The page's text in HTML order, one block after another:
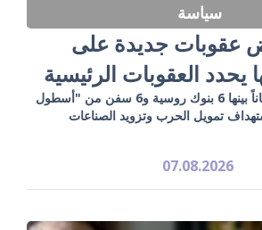
سياسة
عقوبات جديدة على
يحدد العقوبات الرئيسية
العقوبات تشمل 19 كياناً بينها 6 بنوك روسية و6 سفن من "أسطول
تمويل الحرب وتزويد الصناعات
07.08.2026